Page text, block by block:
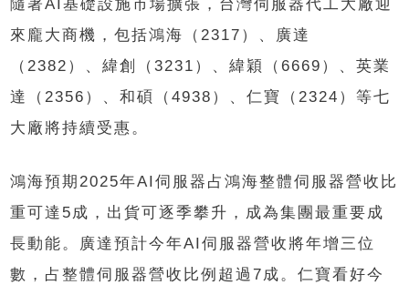
隨著AI基礎設施市場擴張，台灣伺服器代工大廠迎
來龐大商機，包括鴻海（2317）、廣達
（2382）、緯創（3231）、緯穎（6669）、英業
達（2356）、和碩（4938）、仁寶（2324）等七
大廠將持續受惠。
鴻海預期2025年AI伺服器占鴻海整體伺服器營收比
重可達5成，出貨可逐季攀升，成為集團最重要成
長動能。廣達預計今年AI伺服器營收將年增三位
數，占整體伺服器營收比例超過7成。仁寶看好今